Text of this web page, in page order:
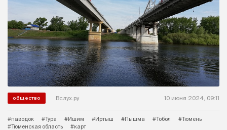
общество Вслух.ру 10 июня 2024, 09:11
#паводок #Тура #Ишим #Иртыш #Пышма #Тобол
#Тюмень
#Тюменская область
#карт